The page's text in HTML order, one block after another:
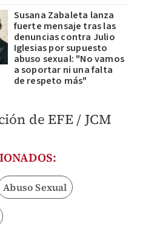
Susana Zabaleta lanza
fuerte mensaje tras las
denuncias contra Julio
Iglesias por supuesto
abuso sexual: "No vamos
a soportar ni una falta
de respeto más"
de EFE / JCM
Abuso Sexual